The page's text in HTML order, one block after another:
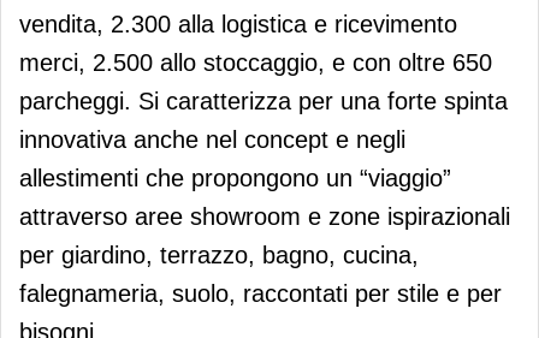
vendita, 2.300 alla logistica e ricevimento
merci, 2.500 allo stoccaggio, e con oltre 650
parcheggi. Si caratterizza per una forte spinta
innovativa anche nel concept e negli
allestimenti che propongono un “viaggio”
attraverso aree showroom e zone ispirazionali
per giardino, terrazzo, bagno, cucina,
falegnameria, suolo, raccontati per stile e per
bisogni.